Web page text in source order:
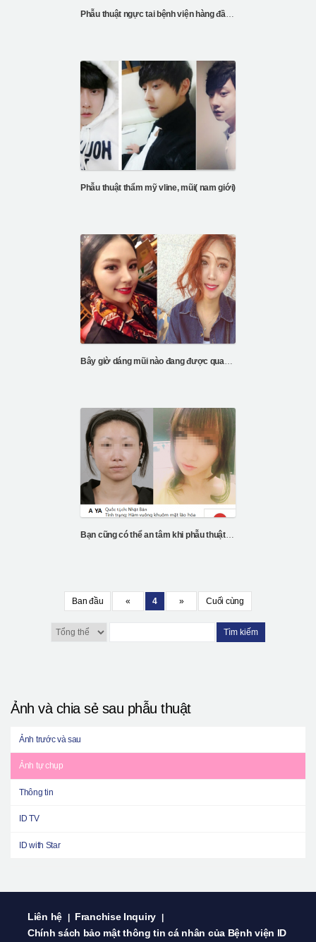
Phẫu thuật ngực tai bệnh viện hàng đầu Hàn Quốc
Phẫu thuật thẩm mỹ vline, mũi( nam giới)
Bây giờ dáng mũi nào đang được quan tâm nhất?
Bạn cũng có thể an tâm khi phẫu thuật Vline
Ban đầu « 4 » Cuối cùng
Tìm kiếm
Ảnh và chia sẻ sau phẫu thuật
Ảnh trước và sau
Ảnh tự chụp
Thông tin
ID TV
ID with Star
Liên hệ Franchise Inquiry
Chính sách bảo mật thông tin cá nhân của Bệnh viện ID